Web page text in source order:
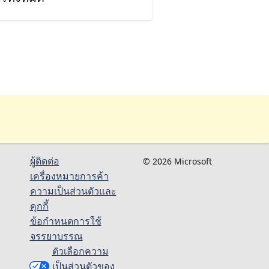
ผู้ติดต่อ
เครื่องหมายการค้า
ความเป็นส่วนตัวและ
คุกกี้
ข้อกำหนดการใช้
จรรยาบรรณ
ตัวเลือกความ
เป็นส่วนตัวของ
© 2026 Microsoft